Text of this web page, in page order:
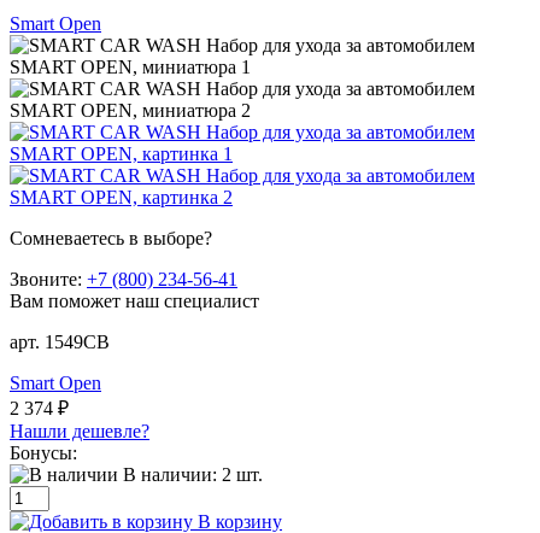
Smart Open
Сомневаетесь в выборе?
Звоните: +7 (800) 234-56-41
Вам поможет наш специалист
арт. 1549CB
Smart Open
2 374 ₽
Нашли дешевле?
Бонусы:
В наличии: 2 шт.
В корзину